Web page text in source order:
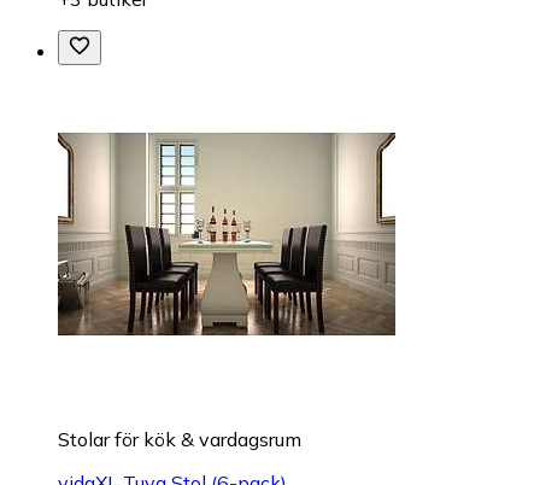
Stolar för kök & vardagsrum